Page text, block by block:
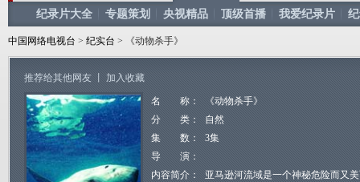
纪录片大全 专题策划 央视精品 顶级首播 我爱纪录片
中国网络电视台 > 纪实台 > 《动物杀手》
推荐给其他网友 加入收藏
名 称：
《动物杀手》
分 类：
自然
集 数：
3集
导 演：
内容简介：
亚马逊河流域是一个神秘危险而又